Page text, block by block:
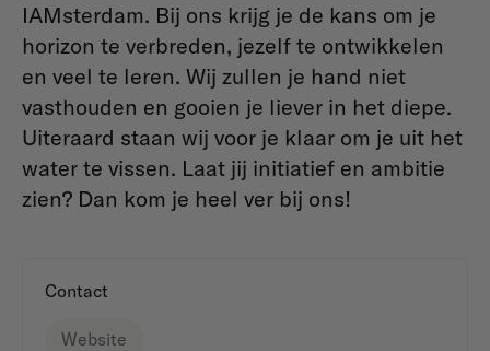
IAMsterdam. Bij ons krijg je de kans om je
horizon te verbreden, jezelf te ontwikkelen
en veel te leren. Wij zullen je hand niet
vasthouden en gooien je liever in het diepe.
Uiteraard staan wij voor je klaar om je uit het
water te vissen. Laat jij initiatief en ambitie
zien? Dan kom je heel ver bij ons!
Contact
Website